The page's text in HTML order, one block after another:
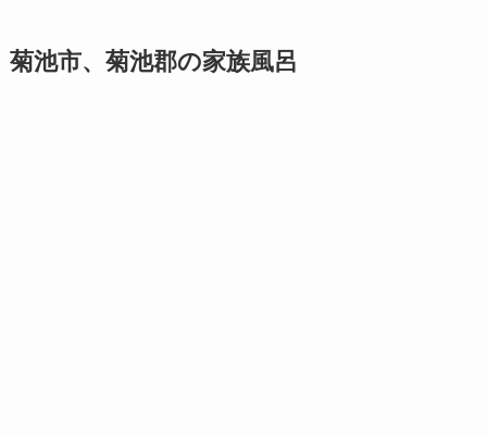
菊池市、菊池郡の家族風呂